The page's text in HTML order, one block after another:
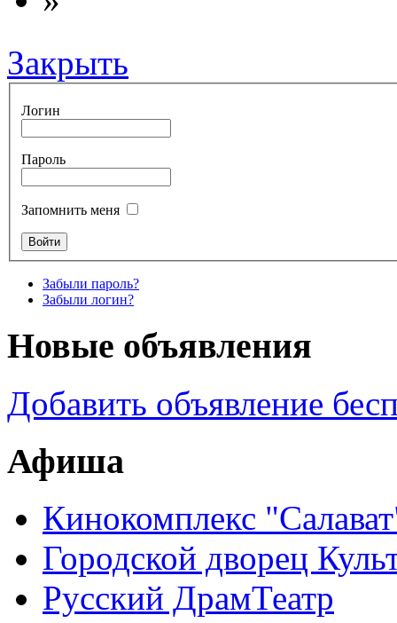
Закрыть
Логин
Пароль
Запомнить меня
Забыли пароль?
Забыли логин?
Новые объявления
Добавить объявление
Афиша
Кинокомплекс
Городской дворец
Русский ДрамТеатр